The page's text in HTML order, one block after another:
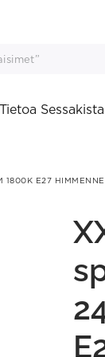
Tietoa Sessakista
1800K E27